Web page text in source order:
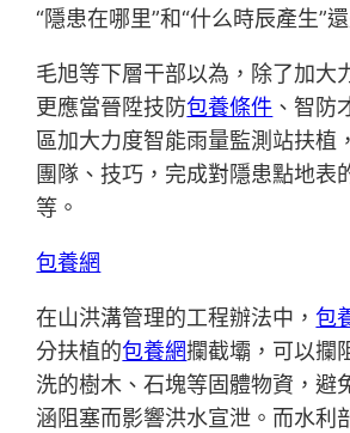
“隱患在哪里”和“什么時辰產生”
毛旭等下層干部以為，除了加大
更應當晉陞技防包養條件 、智防
區加大力度智能雨量監測站扶植
團隊、技巧，完成對隱患點地表
等。
包養網
在山洪溝管理的工程辦法中，包
分扶植的包養網攔截壩，可以攔
洗的樹木、石塊等固體物資，避
涵阻塞而影響洪水宣泄。而水利